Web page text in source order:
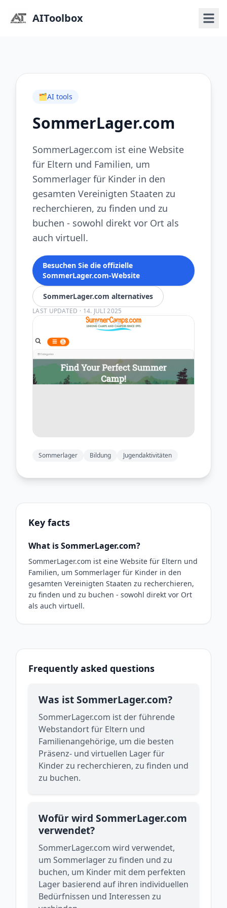
AIToolbox
🗂️AI tools
SommerLager.com
SommerLager.com ist eine Website
für Eltern und Familien, um
Sommerlager für Kinder in den
gesamten Vereinigten Staaten zu
recherchieren, zu finden und zu
buchen - sowohl direkt vor Ort als
auch virtuell.
Besuchen Sie die offizielle
SommerLager.com-Website
SommerLager.com alternatives
LAST UPDATED · 14. JULI 2025
Sommerlager Bildung Jugendaktivitäten
Key facts
What is SommerLager.com?
SommerLager.com ist eine Website für Eltern und
Familien, um Sommerlager für Kinder in den
gesamten Vereinigten Staaten zu recherchieren,
zu finden und zu buchen - sowohl direkt vor Ort
als auch virtuell.
Frequently asked questions
Was ist SommerLager.com?
SommerLager.com ist der führende
Webstandort für Eltern und
Familienangehörige, um die besten
Präsenz- und virtuellen Lager für
Kinder zu recherchieren, zu finden und
zu buchen.
Wofür wird SommerLager.com
verwendet?
SommerLager.com wird verwendet,
um Sommerlager zu finden und zu
buchen, um Kinder mit dem perfekten
Lager basierend auf ihren individuellen
Bedürfnissen und Interessen zu